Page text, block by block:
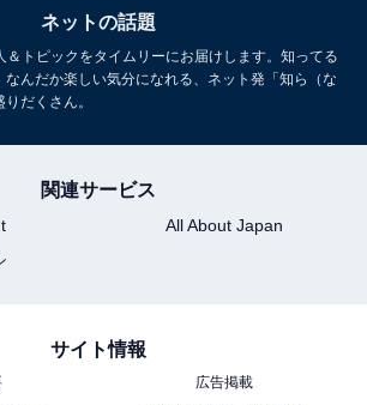
ネットの話題
＆トピックをタイムリーにお届けします。知ってる
んだか楽しい気分になれる、ネット発「知ら（な
だくさん。
関連サービス
All About Japan
サイト情報
広告掲載